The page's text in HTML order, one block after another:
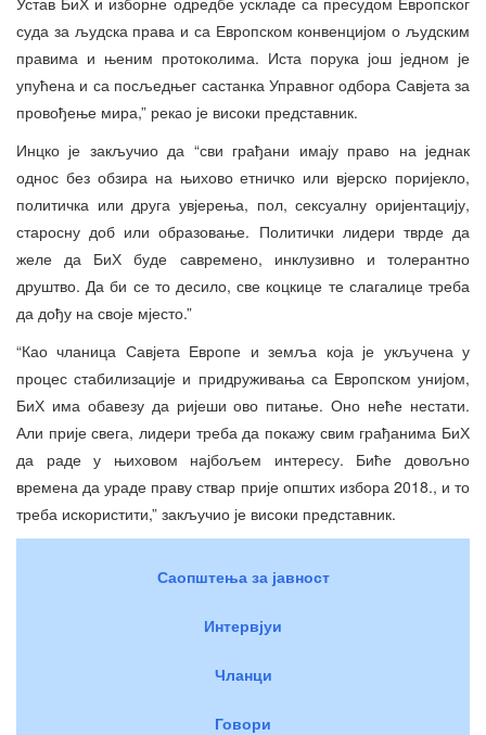
суда за људска права и са Европском конвенцијом о људским
правима и њеним протоколима. Иста порука још једном је
упућена и са посљедњег састанка Управног одбора Савјета за
провођење мира,” рекао је високи представник.
Инцко је закључио да “сви грађани имају право на једнак
однос без обзира на њихово етничко или вјерско поријекло,
политичка или друга увјерења, пол, сексуалну оријентацију,
старосну доб или образовање. Политички лидери тврде да
желе да БиХ буде савремено, инклузивно и толерантно
друштво. Да би се то десило, све коцкице те слагалице треба
да дођу на своје мјесто.”
“Као чланица Савјета Европе и земља која је укључена у
процес стабилизације и придруживања са Европском унијом,
БиХ има обавезу да ријеши ово питање. Оно неће нестати.
Али прије свега, лидери треба да покажу свим грађанима БиХ
да раде у њиховом најбољем интересу. Биће довољно
времена да ураде праву ствар прије општих избора 2018., и то
треба искористити,” закључио је високи представник.
Саопштења за јавност
Интервјуи
Чланци
Говори